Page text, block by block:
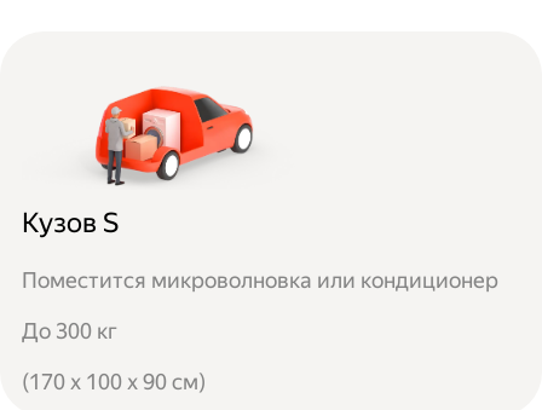
Кузов S
Поместится микроволновка или кондиционер
До 300 кг
(170 x 100 x 90 см)